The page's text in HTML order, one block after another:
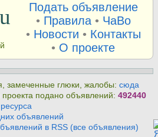
Подать объявление
• Правила• ЧаВо
• Новости • Контакты
• О проекте
замеченные глюки, жалобы:сюда
подано объявлений:492440
объявлений
в RSS (все объявления)